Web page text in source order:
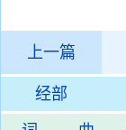
上一篇
经部